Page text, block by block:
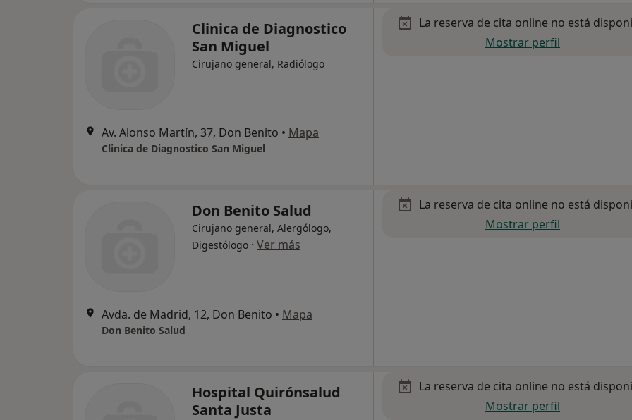
Clinica de Diagnostico
San Miguel
Cirujano general, Radiólogo
Av. Alonso Martín, 37, Don Benito • Mapa
Clinica de Diagnostico San Miguel
La reserva de cita online no está
Mostrar perfil
Don Benito Salud
Cirujano general, Alergólogo,
Digestólogo · Ver más
Avda. de Madrid, 12, Don Benito • Mapa
Don Benito Salud
La reserva de cita online no está
Mostrar perfil
Hospital Quirónsalud
Santa Justa
La reserva de cita online no está
Mostrar perfil